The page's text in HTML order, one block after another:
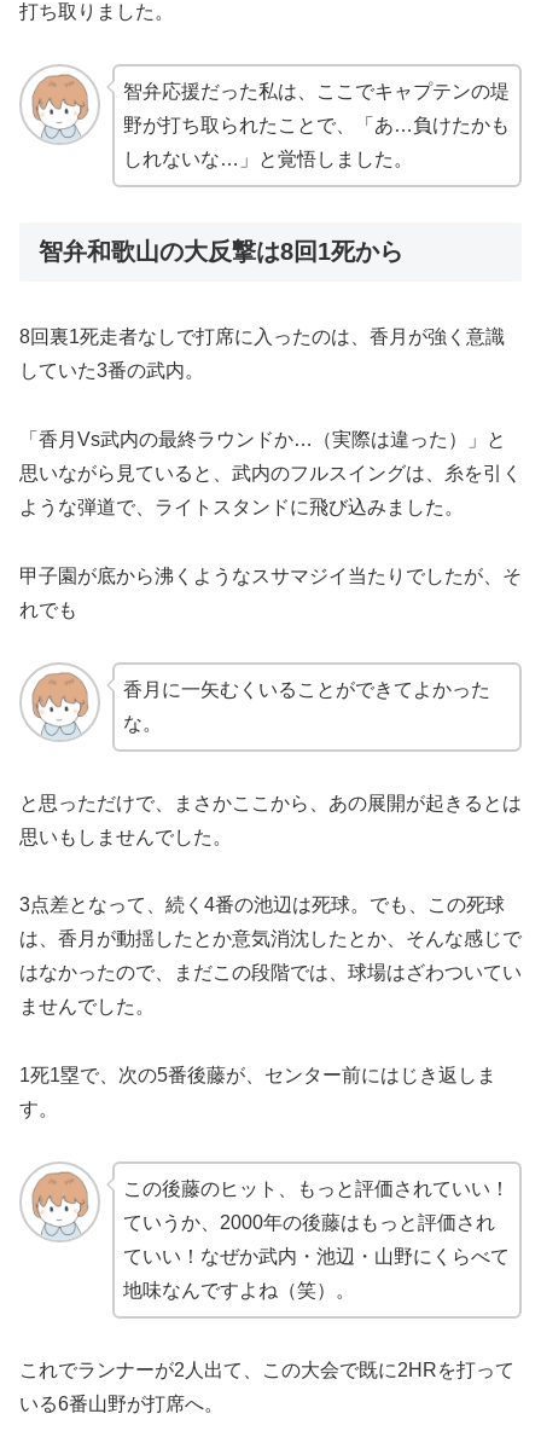
打ち取りました。
智弁応援だった私は、ここでキャプテンの堤
野が打ち取られたことで、「あ…負けたかも
しれないな…」と覚悟しました。
智弁和歌山の大反撃は8回1死から
8回裏1死走者なしで打席に入ったのは、香月が強く意識
していた3番の武内。
「香月Vs武内の最終ラウンドか…（実際は違った）」と
思いながら見ていると、武内のフルスイングは、糸を引く
ような弾道で、ライトスタンドに飛び込みました。
甲子園が底から沸くようなスサマジイ当たりでしたが、そ
れでも
香月に一矢むくいることができてよかった
な。
と思っただけで、まさかここから、あの展開が起きるとは
思いもしませんでした。
3点差となって、続く4番の池辺は死球。でも、この死球
は、香月が動揺したとか意気消沈したとか、そんな感じで
はなかったので、まだこの段階では、球場はざわついてい
ませんでした。
1死1塁で、次の5番後藤が、センター前にはじき返しま
す。
この後藤のヒット、もっと評価されていい！
ていうか、2000年の後藤はもっと評価され
ていい！なぜか武内・池辺・山野にくらべて
地味なんですよね（笑）。
これでランナーが2人出て、この大会で既に2HRを打って
いる6番山野が打席へ。